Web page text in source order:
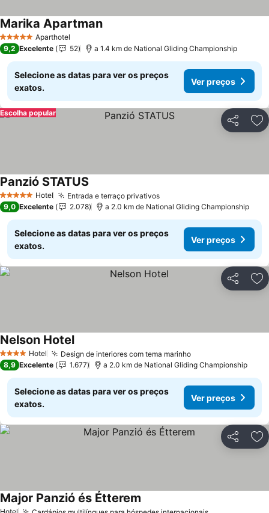
5 Estrelas Aparthotel
Marika ApartmanVer preços
9,2 Excelente 52 a 1.4 km de National Gliding Championship
Selecione as datas para ver os preços
exatos.
Ver preços
Partilhar
Escolha popular
5 Estrelas Hotel Entrada e terraço privativosVer preços
Panzió STATUS
9,0 Excelente 2.078 a 2.0 km de National Gliding Championship
Selecione as datas para ver os preços
exatos.
Ver preços
Partilhar
4 EstrelasHotel Design de interiores com tema marinhoVer preços
Nelson HotelVer preços
8,9 Excelente 1.677 a 2.0 km de National Gliding Championship
Selecione as datas para ver os preços
exatos.
Ver preços
Partilhar
Hotel
Major Panzió és Étterem